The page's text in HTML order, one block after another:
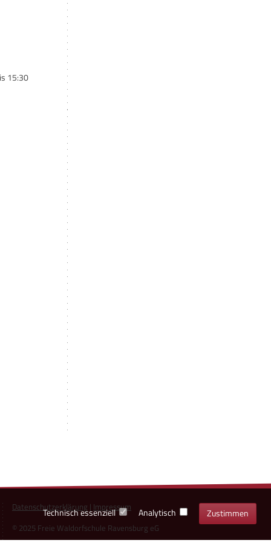
Technisch essenziell Analytisch Zustimmen
15:30
Datenschutzerklärung | Impressum
© 2025 Freie Waldorfschule Ravensburg eG